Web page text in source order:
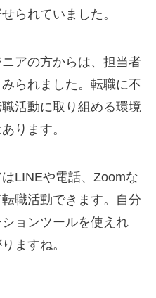
られていました。
アの方からは、担当者
られました。転職に不
活動に取り組める環境
ります。
LINEや電話、Zoomな
職活動できます。自分
ョンツールを使えれ
ますね。